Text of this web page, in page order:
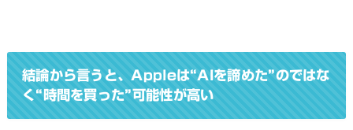
結論から言うと、Appleは“AIを諦めた”のではな
く“時間を買った”可能性が高い